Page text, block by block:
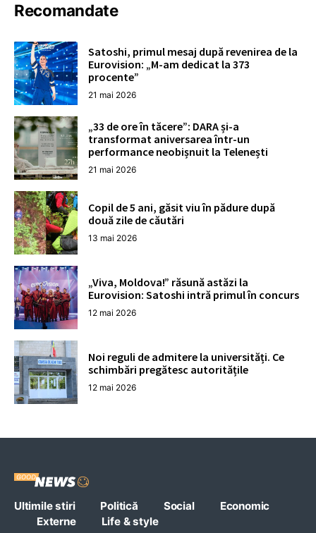
Recomandate
Satoshi, primul mesaj după revenirea de la
Eurovision: „M-am dedicat la 373
procente”
21 mai 2026
„33 de ore în tăcere”: DARA și-a
transformat aniversarea într-un
performance neobișnuit la Telenești
21 mai 2026
Copil de 5 ani, găsit viu în pădure după
două zile de căutări
13 mai 2026
„Viva, Moldova!” răsună astăzi la
Eurovision: Satoshi intră primul în concurs
12 mai 2026
Noi reguli de admitere la universități. Ce
schimbări pregătesc autoritățile
12 mai 2026
Ultimile stiri Politică Social
Economic
Externe
Life & style